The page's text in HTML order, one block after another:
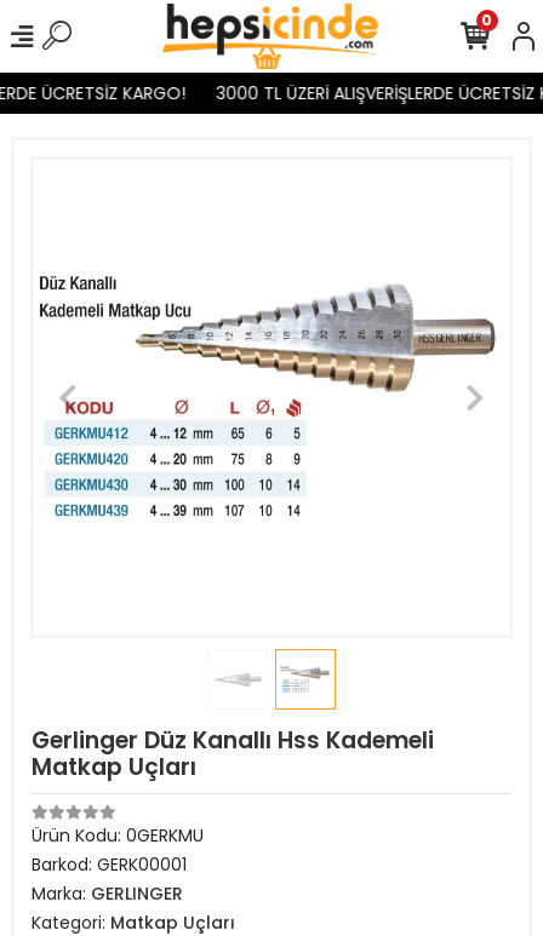
ÜCRETSİZ KARGO! 3000 TL ÜZERİ ALIŞVERİŞLERDE ÜCRETSİZ
0
Gerlinger Düz Kanallı Hss Kademeli
Matkap Uçları
Ürün Kodu: 0GERKMU
Barkod: GERK00001
Marka: GERLINGER
Kategori: Matkap Uçları